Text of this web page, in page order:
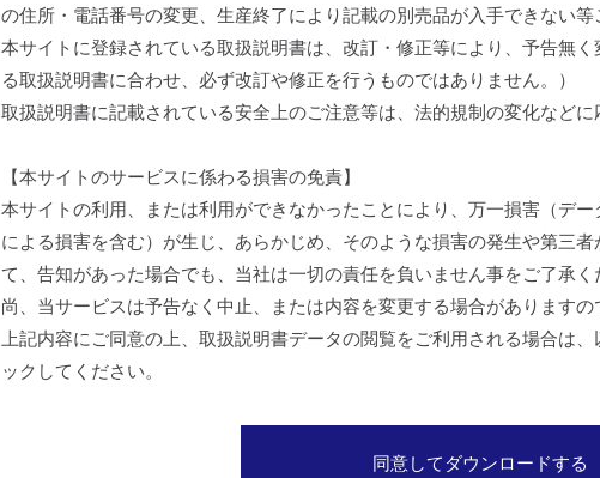
の住所・電話番号の変更、生産終了により記載の別売品が入手できない等
本サイトに登録されている取扱説明書は、改訂・修正等により、予告無
る取扱説明書に合わせ、必ず改訂や修正を行うものではありません。）
取扱説明書に記載されている安全上のご注意等は、法的規制の変化などに
【本サイトのサービスに係わる損害の免責】
本サイトの利用、または利用ができなかったことにより、万一損害（デ
による損害を含む）が生じ、あらかじめ、そのような損害の発生や第三
て、告知があった場合でも、当社は一切の責任を負いません事をご了承く
尚、当サービスは予告なく中止、または内容を変更する場合がありますの
上記内容にご同意の上、取扱説明書データの閲覧をご利用される場合は
ックしてください。
同意してダウンロードする